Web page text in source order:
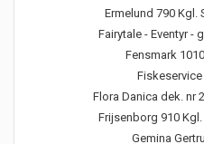
Ermelund 790 Kgl.
Fairytale - Eventyr -
Fensmark
Flora Danica dek. nr
Frijsenborg 910
Gemina